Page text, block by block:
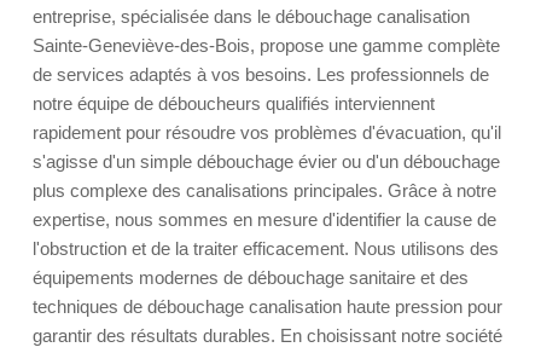
entreprise, spécialisée dans le débouchage canalisation
Sainte-Geneviève-des-Bois, propose une gamme complète
de services adaptés à vos besoins. Les professionnels de
notre équipe de déboucheurs qualifiés interviennent
rapidement pour résoudre vos problèmes d'évacuation, qu'il
s'agisse d'un simple débouchage évier ou d'un débouchage
plus complexe des canalisations principales. Grâce à notre
expertise, nous sommes en mesure d'identifier la cause de
l'obstruction et de la traiter efficacement. Nous utilisons des
équipements modernes de débouchage sanitaire et des
techniques de débouchage canalisation haute pression pour
garantir des résultats durables. En choisissant notre société